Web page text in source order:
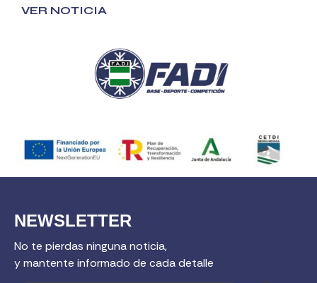
VER NOTICIA
NEWSLETTER
No te pierdas ninguna noticia,
y mantente informado de cada detalle